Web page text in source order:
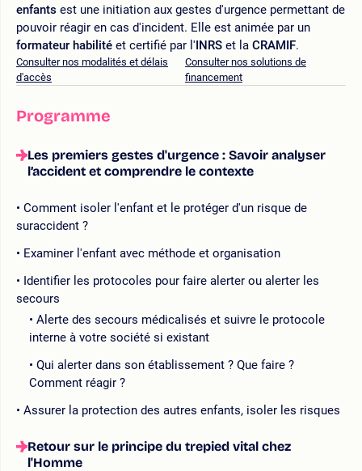
enfants est une initiation aux gestes d'urgence permettant de
pouvoir réagir en cas d'incident. Elle est animée par un
formateur habilité et certifié par l'INRS et la CRAMIF.
Consulter nos modalités et délais
d'accès
Consulter nos solutions de
financement
Programme
Les premiers gestes d'urgence : Savoir analyser
l’accident et comprendre le contexte
Comment isoler l'enfant et le protéger d'un risque de
suraccident ?
Examiner l'enfant avec méthode et organisation
Identifier les protocoles pour faire alerter ou alerter les
secours
Alerte des secours médicalisés et suivre le protocole
interne à votre société si existant
Qui alerter dans son établissement ? Que faire ?
Comment réagir ?
Assurer la protection des autres enfants, isoler les risques
Retour sur le principe du trepied vital chez
l'Homme